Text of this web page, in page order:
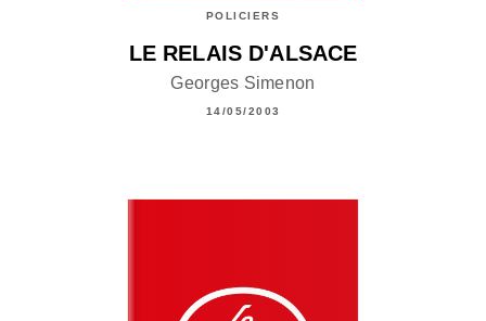
POLICIERS
LE RELAIS D'ALSACE
Georges Simenon
14/05/2003